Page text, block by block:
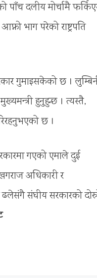
पाँच दलीय मोर्चामै
भाग परेको राष्ट्रपति
गुमाइसकेको छ ।
हुनुहुन्छ । त्यस्तै,
छ ।
गएको एमाले दुई
अधिकारी र
ढलेसंगै संघीय सरकारको